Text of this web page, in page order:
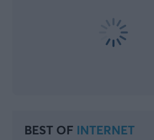
BEST OF INTERNET